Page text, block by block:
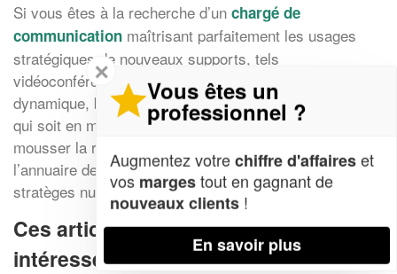
Si vous êtes à la recherche d’un chargé de
communication maîtrisant parfaitement les usages
stratégiques de nouveaux supports, tels
vidéoconférence, messagerie instantanée, affichage
dynamique, blogue interne, application mobile, etc., et
qui soit en mesure d’augmenter les ventes et de
mousser la réputation de l’entreprise, sollicitez
l’annuaire de notre site, pour identifier quels fins
stratèges numériques opèrent dans votre région.
Ces articles peuvent aussi vous
intéresser
✕
Vous êtes un
professionnel ?
Augmentez votrechiffre d'affaireset
vos margestout en gagnant de
nouveaux clients !
En savoir plus